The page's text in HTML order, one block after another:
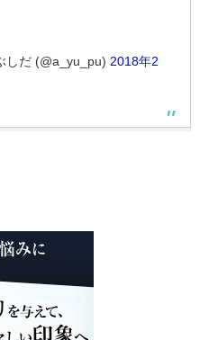
しだ (@a_yu_pu) 2018年2